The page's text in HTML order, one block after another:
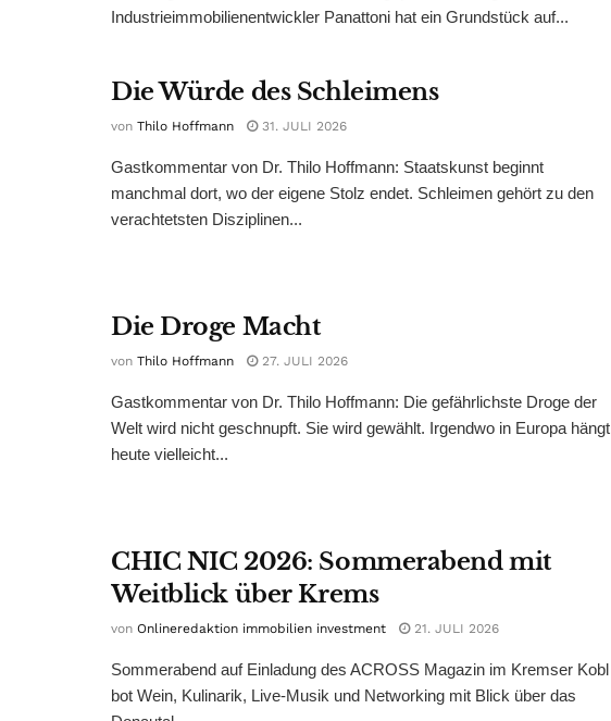
Industrieimmobilienentwickler Panattoni hat ein Grundstück auf...
Die Würde des Schleimens
von Thilo Hoffmann 31. JULI 2026
Gastkommentar von Dr. Thilo Hoffmann: Staatskunst beginnt
manchmal dort, wo der eigene Stolz endet. Schleimen gehört zu den
verachtetsten Disziplinen...
Die Droge Macht
von Thilo Hoffmann 27. JULI 2026
Gastkommentar von Dr. Thilo Hoffmann: Die gefährlichste Droge der
Welt wird nicht geschnupft. Sie wird gewählt. Irgendwo in Europa hängt
heute vielleicht...
CHIC NIC 2026: Sommerabend mit
Weitblick über Krems
von Onlineredaktion immobilien investment 21. JULI 2026
Sommerabend auf Einladung des ACROSS Magazin im Kremser Kobl
bot Wein, Kulinarik, Live-Musik und Networking mit Blick über das